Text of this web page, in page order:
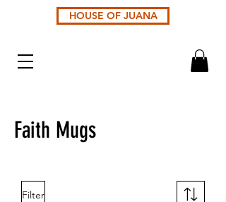
HOUSE OF JUANA
Faith Mugs
Filter